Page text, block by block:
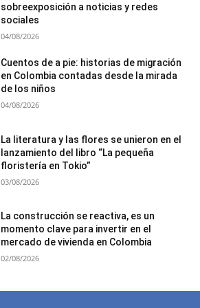
sobreexposición a noticias y redes
sociales
04/08/2026
Cuentos de a pie: historias de migración
en Colombia contadas desde la mirada
de los niños
04/08/2026
La literatura y las flores se unieron en el
lanzamiento del libro “La pequeña
floristería en Tokio”
03/08/2026
La construcción se reactiva, es un
momento clave para invertir en el
mercado de vivienda en Colombia
02/08/2026